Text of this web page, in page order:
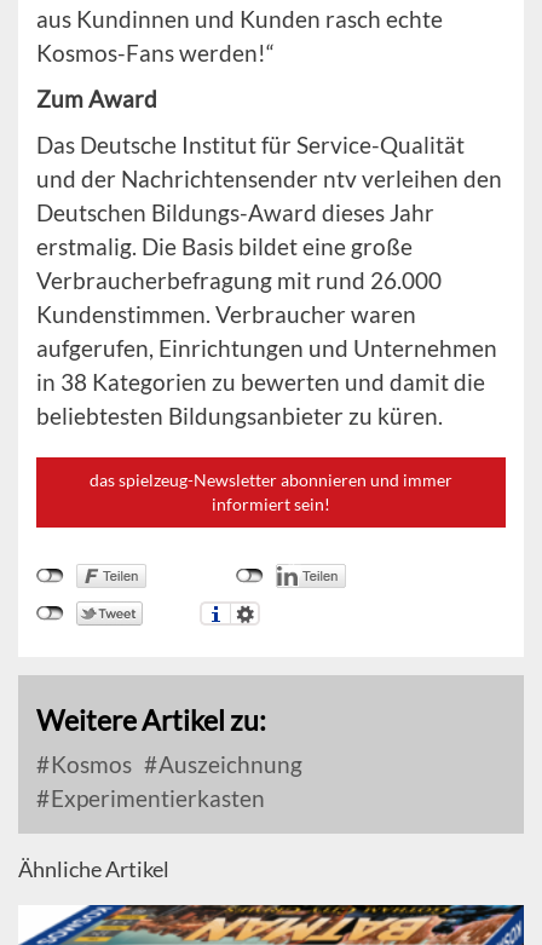
aus Kundinnen und Kunden rasch echte
Kosmos-Fans werden!“
Zum Award
Das Deutsche Institut für Service-Qualität
und der Nachrichtensender ntv verleihen den
Deutschen Bildungs-Award dieses Jahr
erstmalig. Die Basis bildet eine große
Verbraucherbefragung mit rund 26.000
Kundenstimmen. Verbraucher waren
aufgerufen, Einrichtungen und Unternehmen
in 38 Kategorien zu bewerten und damit die
beliebtesten Bildungsanbieter zu küren.
das spielzeug-Newsletter abonnieren und immer
informiert sein!
Weitere Artikel zu:
Kosmos
Auszeichnung
Experimentierkasten
Ähnliche Artikel